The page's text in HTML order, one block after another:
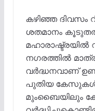
കഴിഞ്ഞ ദിവസം
ശതമാനം
മഹാരാഷ്ട്രയിൽ
നഗരത്തിൽ
വർദ്ധനവാണ്
പുതിയ കേസുകൾ
മുംബൈയിലും